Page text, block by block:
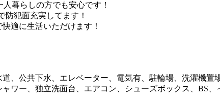
暮らしの方でも安心です！
防犯面充実してます！
適に生活いただけます！
、公共下水、エレベーター、電気有、駐輪場、洗濯機置
ワー、独立洗面台、エアコン、シューズボックス、BS